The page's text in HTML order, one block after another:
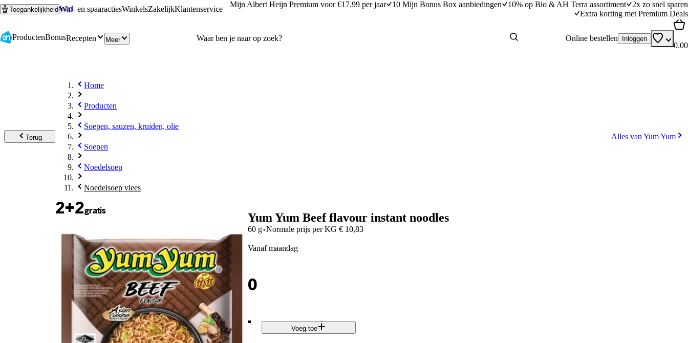
Ga naar hoofdinhoud
Ga naar zoeken
ToegankelijkheidWin- en spaaractiesWinkelsZakelijkKlantenservice
Mijn Albert Heijn Premium voor €17.99 per jaar 10 Mijn Bonus Box aanbiedingen 10% op Bio & AH Terra assortiment
2x zo snel sparen
Extra korting met Premium Deals
ProductenBonusRecepten Meer Online bestellen Inloggen
0.00
Terug
Home
Producten
Soepen, sauzen, kruiden, olie
Soepen
Noedelsoep
Noedelsoep vlees
Alles van Yum Yum
2+2gratis Yum Yum Beef flavour instant noodles
60 g·Normale prijs per KG € 10,83
vanaf maandag
0
.
Voeg toe